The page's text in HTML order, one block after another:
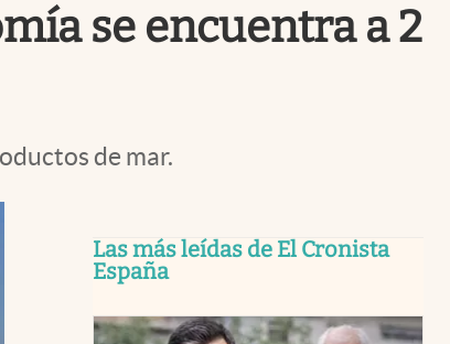
se encuentra a 2
de mar.
Las más leídas de El Cronista
España